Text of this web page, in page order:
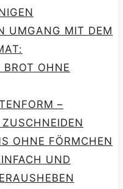
UMGANG MIT DEM
BROT OHNE
–
OHNE FÖRMCHEN
UND